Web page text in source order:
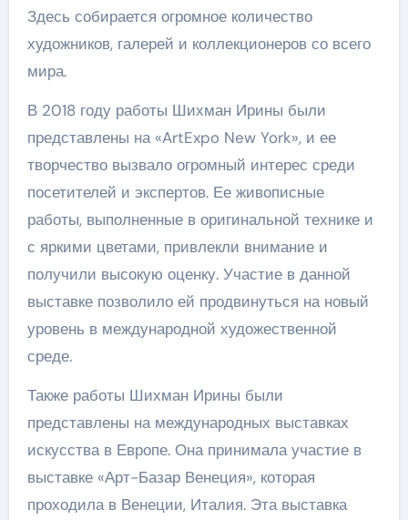
Здесь собирается огромное количество
художников, галерей и коллекционеров со всего
мира.
В 2018 году работы Шихман Ирины были
представлены на «ArtExpo New York», и ее
творчество вызвало огромный интерес среди
посетителей и экспертов. Ее живописные
работы, выполненные в оригинальной технике и
с яркими цветами, привлекли внимание и
получили высокую оценку. Участие в данной
выставке позволило ей продвинуться на новый
уровень в международной художественной
среде.
Также работы Шихман Ирины были
представлены на международных выставках
искусства в Европе. Она принимала участие в
выставке «Арт-Базар Венеция», которая
проходила в Венеции, Италия. Эта выставка